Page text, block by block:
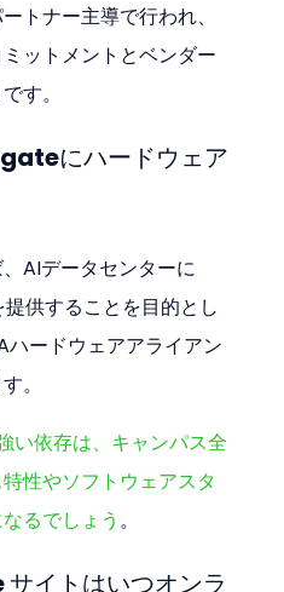
トナー主導で行われ、
ットメントとベンダー
す。
にハードウェア
AIデータセンターに
供することを目的とし
ハードウェアアライアン
。
い依存は、キャンパス全
性やソフトウェアスタ
るでしょう 。
イトはいつオンラ